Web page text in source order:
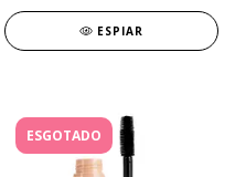
ESPIAR
ESGOTADO